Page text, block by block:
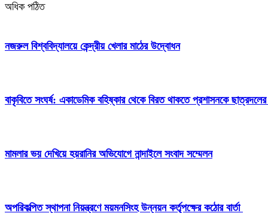
অধিক পঠিত
নজরুল বিশ্ববিদ্যালয়ে কেন্দ্রীয় খেলার মাঠের উদ্বোধন
বাকৃবিতে সংঘর্ষ: একাডেমিক বহিষ্কার থেকে বিরত থাকতে প্রশাসনকে
মামলার ভয় দেখিয়ে হয়রানির অভিযোগে নান্দাইলে সংবাদ সম্মেলন
অপরিকল্পিত স্থাপনা নিয়ন্ত্রণে ময়মনসিংহ উন্নয়ন কর্তৃপক্ষের কঠোর বার্তা